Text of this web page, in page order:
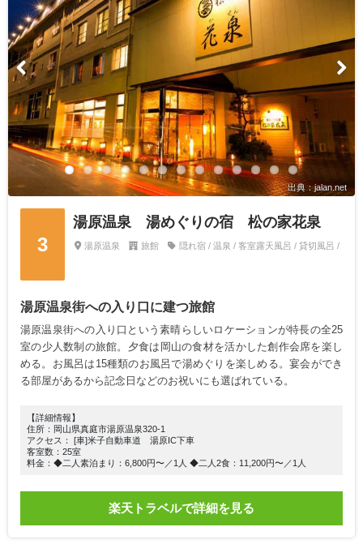
出典：jalan.net
3
湯原温泉 湯めぐりの宿 松の家花泉
湯原温泉 旅館 隠れ宿 / 温泉 / 客室露天風呂 / 貸切風呂 /
湯原温泉街への入り口に建つ旅館
湯原温泉街への入り口という素晴らしいロケーションが特長の全25
室の少人数制の旅館。夕食は岡山の食材を活かした創作会席を楽し
める。お風呂は15種類のお風呂で湯めぐりを楽しめる。宴会ができ
る部屋があるから記念日などのお祝いにも選ばれている。
【詳細情報】
住所：岡山県真庭市湯原温泉320-1
アクセス： [車]米子自動車道 湯原IC下車
客室数：25室
料金：◆二人素泊まり：6,800円〜／1人 ◆二人2食：11,200円〜／1人
楽天トラベルで詳細を見る